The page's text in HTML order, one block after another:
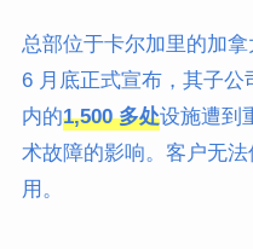
总部位于卡尔加里的加
6 月底正式宣布，其子公
内的1,500 多处设施遭到
术故障的影响。客户无
用。